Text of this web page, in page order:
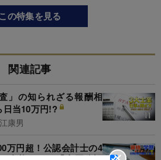
この特集を見る
関連記事
」の知られざる報酬相
日当10万円!?
康男
万円超！公認会計士の4